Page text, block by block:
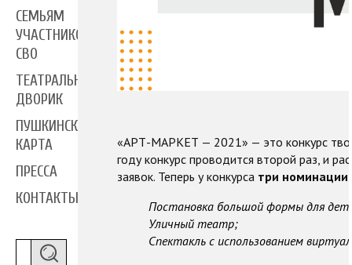
СЕМЬЯМ
УЧАСТНИКОВ
СВО
ТЕАТРАЛЬНЫЙ
ДВОРИК
ПУШКИНСКАЯ
КАРТА
ПРЕССА
КОНТАКТЫ
«АРТ-МАРКЕТ — 2021» — это конкурс
году конкурс проводится второй раз, и
заявок. Теперь у конкурса три номинации
Постановка большой формы для
Уличный театр;
Спектакль с использованием